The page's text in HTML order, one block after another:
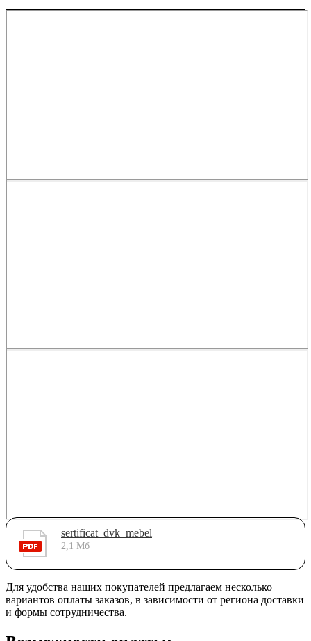
sertificat_dvk_mebel
2,1 Мб
Для удобства наших покупателей предлагаем несколько
вариантов оплаты заказов, в зависимости от региона доставки
и формы сотрудничества.